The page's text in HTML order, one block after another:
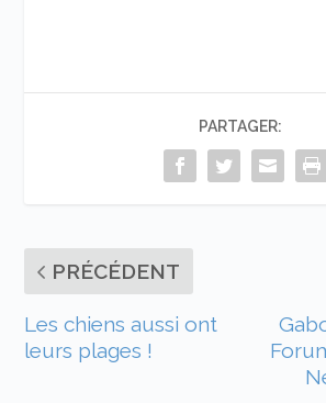
PARTAGER:
PRÉCÉDENT
Les chiens aussi ont
leurs plages !